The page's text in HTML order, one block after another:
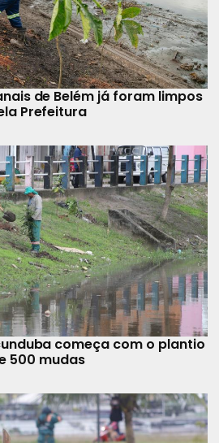
de Belém já foram limpos
Prefeitura
começa com o plantio
500 mudas